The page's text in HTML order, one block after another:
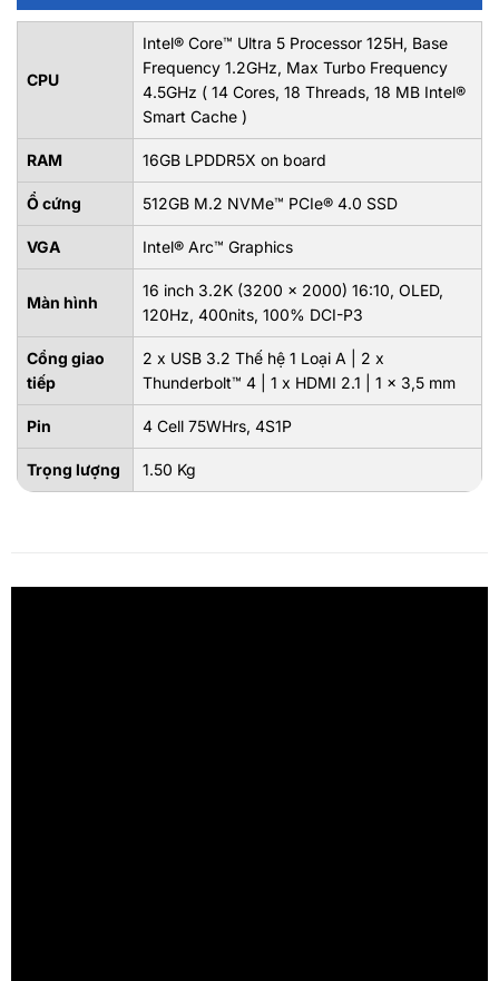
CPU
Intel® Core™ Ultra 5 Processor 125H, Base
Frequency 1.2GHz, Max Turbo Frequency
4.5GHz ( 14 Cores, 18 Threads, 18 MB Intel®
Smart Cache )
RAM 16GB LPDDR5X on board
Ổ cứng 512GB M.2 NVMe™ PCIe® 4.0 SSD
VGA Intel® Arc™ Graphics
Màn hình
16 inch 3.2K (3200 x 2000) 16:10, OLED,
120Hz, 400nits, 100% DCI-P3
Cổng giao
tiếp
2 x USB 3.2 Thế hệ 1 Loại A | 2 x
Thunderbolt™ 4 | 1 x HDMI 2.1 | 1 x 3,5 mm
Pin 4 Cell 75WHrs, 4S1P
Trọng lượng 1.50 Kg